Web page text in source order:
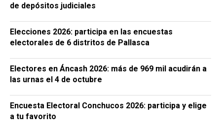
de depósitos judiciales
Elecciones 2026: participa en las encuestas
electorales de 6 distritos de Pallasca
Electores en Áncash 2026: más de 969 mil acudirán a
las urnas el 4 de octubre
Encuesta Electoral Conchucos 2026: participa y elige
a tu favorito